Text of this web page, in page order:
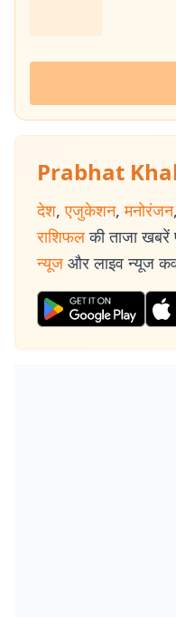
Prabhat
देश, एजुकेशन, मनोरंजन,
राशिफल की ताजा खबरें
न्यूज और लाइव न्यूज